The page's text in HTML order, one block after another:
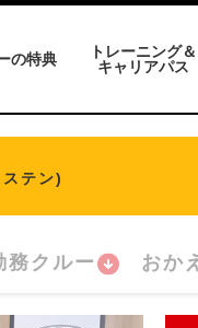
の特典
トレーニング＆
キャリアパス
テン)
務クルー おか